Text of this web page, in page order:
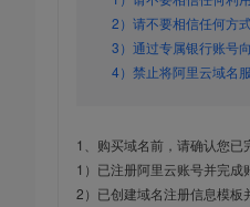
2）请不要相信任何方
3）通过专属银行账号
4）禁止将阿里云域名
1、购买域名前，请确认您已
1）已注册阿里云账号并完成
2）已创建域名注册信息模板